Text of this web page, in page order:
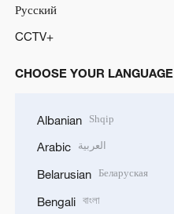
Русский
CCTV+
CHOOSE YOUR LANGUAGE
Albanian Shqip
Arabic العربية
Belarusian Беларуская
Bengali বাংলা